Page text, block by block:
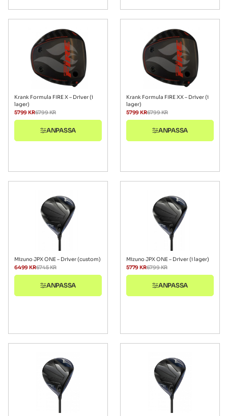
Krank Formula FIRE X – Driver (i
lager)
6799KR
5799KR
ANPASSA
Krank Formula FIRE XX – Driver (i
lager)
6799KR
5799KR
ANPASSA
Mizuno JPX ONE – Driver (custom)
6745KR
6499KR
ANPASSA
Mizuno JPX ONE – Driver (i lager)
6799KR
5779KR
ANPASSA